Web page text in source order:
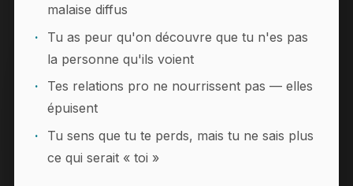
malaise diffus
Tu as peur qu'on découvre que tu n'es pas
la personne qu'ils voient
Tes relations pro ne nourrissent pas — elles
épuisent
Tu sens que tu te perds, mais tu ne sais plus
ce qui serait « toi »